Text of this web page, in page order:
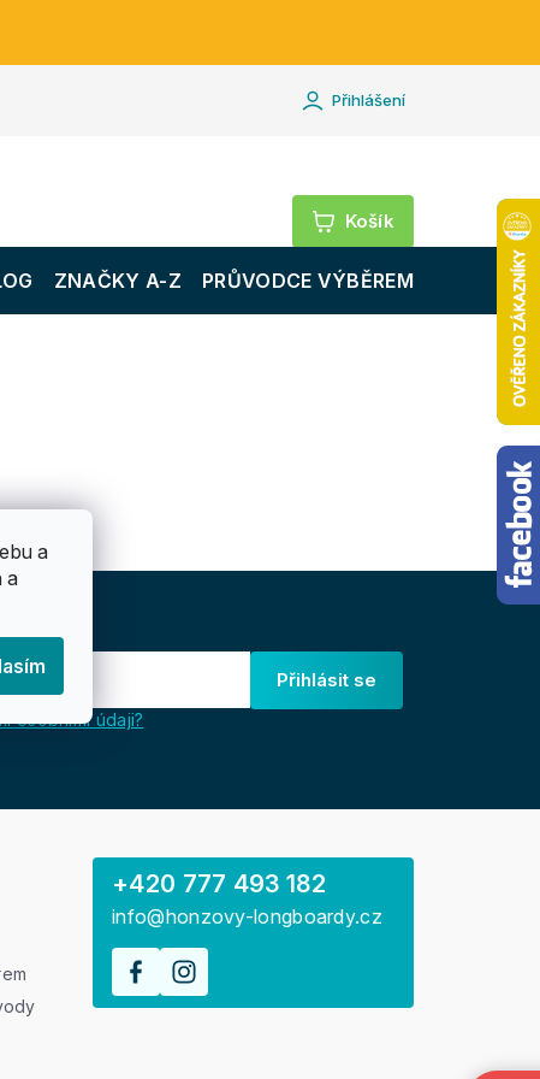
a
a
Přihlášení
Nákupní
košík
ZNAČKY A-Z PRŮVODCE VÝBĚREM
Přihlásit se
osobními údaji?
+420 777 493 182
info@honzovy-longboardy.cz